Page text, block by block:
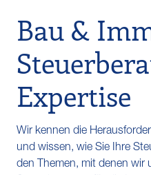
Bau &
Expertise
Wir kennen die
und wissen, wie Sie Ihre
den Themen, mit denen wir